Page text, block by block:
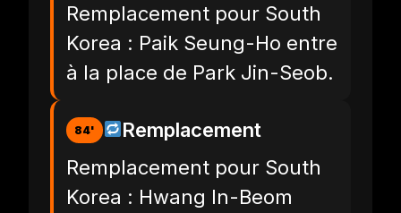
Remplacement pour South
Korea : Paik Seung-Ho entre
à la place de Park Jin-Seob.
84'
Remplacement
Remplacement pour South
Korea : Hwang In-Beom